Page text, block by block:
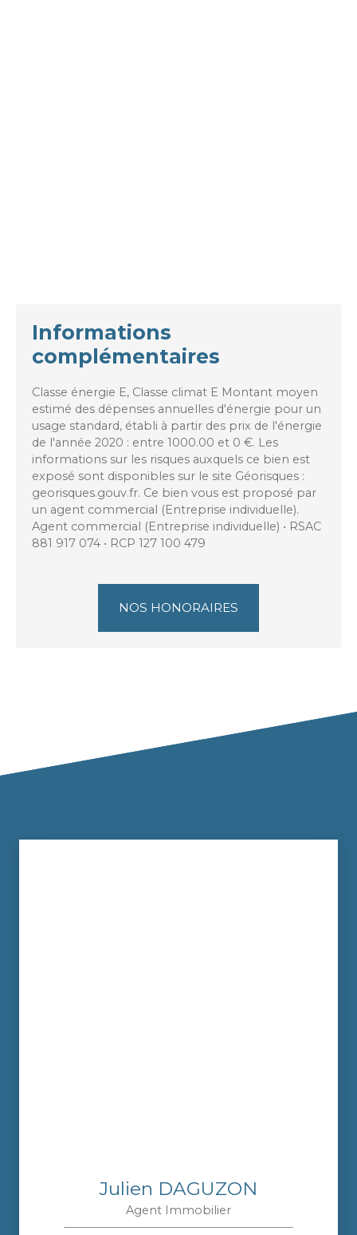
Informations
complémentaires
Classe énergie E, Classe climat E Montant moyen
estimé des dépenses annuelles d'énergie pour un
usage standard, établi à partir des prix de l'énergie
de l'année 2020 : entre 1000.00 et 0 €. Les
informations sur les risques auxquels ce bien est
exposé sont disponibles sur le site Géorisques :
georisques.gouv.fr. Ce bien vous est proposé par
un agent commercial (Entreprise individuelle).
Agent commercial (Entreprise individuelle) • RSAC
881 917 074 • RCP 127 100 479
NOS HONORAIRES
Julien DAGUZON
Agent Immobilier